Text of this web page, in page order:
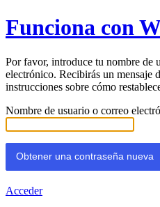
Contraseña
perdida
Funciona con
Por favor, introduce tu nombre de
electrónico. Recibirás un mensaje
instrucciones sobre cómo
Nombre de usuario o correo
Acceder